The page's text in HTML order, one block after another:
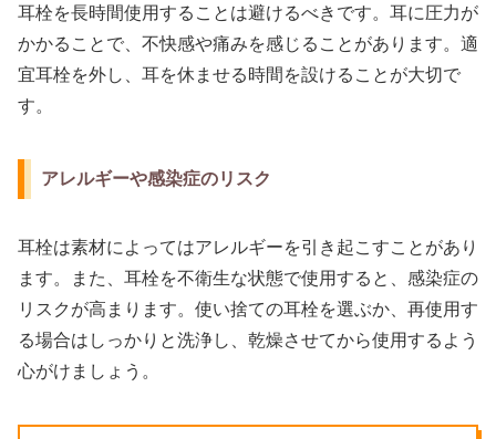
耳栓を長時間使用することは避けるべきです。耳に圧力が
かかることで、不快感や痛みを感じることがあります。適
宜耳栓を外し、耳を休ませる時間を設けることが大切で
す。
アレルギーや感染症のリスク
耳栓は素材によってはアレルギーを引き起こすことがあり
ます。また、耳栓を不衛生な状態で使用すると、感染症の
リスクが高まります。使い捨ての耳栓を選ぶか、再使用す
る場合はしっかりと洗浄し、乾燥させてから使用するよう
心がけましょう。